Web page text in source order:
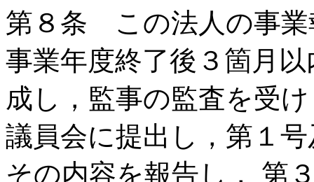
第８条 この法人の事業
事業年度終了後３箇月
成し，監事の監査を受
議員会に提出し，第１
その内容を報告し， 第